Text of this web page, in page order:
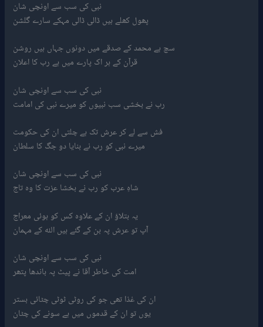
نبی کی سب سے اونچی شان
پھول کھلے ہیں ڈالی ڈالی مہکے سارے گلشن
سچ ہے محمد کے صدقے میں دونوں جہاں ہیں روشن
قرآن کے ہر اک پارے میں ہے رب کا اعلان
نبی کی سب سے اونچی شان
رب نے بخشی سب نبیوں کو میرے نبی کی امامت
فش سے لے کر عرش تک ہے چلتی ان کی حکومت
میرے نبی کو رب نے بنایا دو جگ کا سلطان
نبی کی سب سے اونچی شان
شاہِ عرب کو رب نے بخشا عزت کا وہ تاج
یہ بتلاؤ ان کے علاوہ کس کو ہوئی معراج
آپ تو عرش پہ بن کے گئے ہیں اللہ کے مہمان
نبی کی سب سے اونچی شان
امت کی خاطر آقا نے پیٹ پہ باندھا پتھر
ان کی غذا تھی جو کی روٹی ٹوٹی چٹائی بستر
یوں تو ان کے قدموں میں ہے سونے کی چٹان